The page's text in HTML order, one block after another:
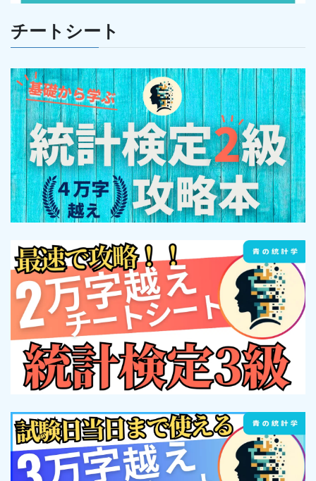
チートシート